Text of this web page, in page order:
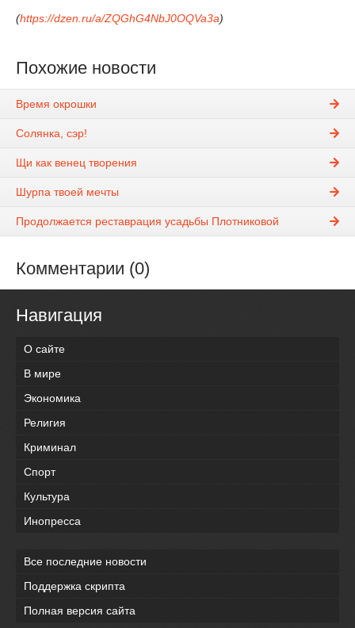
(https://dzen.ru/a/ZQGhG4NbJ0OQVa3a)
Похожие новости
Время окрошки
Солянка, сэр!
Щи как венец творения
Шурпа твоей мечты
Продолжается реставрация усадьбы Плотниковой
Комментарии (0)
Навигация
О сайте
В мире
Экономика
Религия
Криминал
Спорт
Культура
Инопресса
Все последние новости
Поддержка скрипта
Полная версия сайта